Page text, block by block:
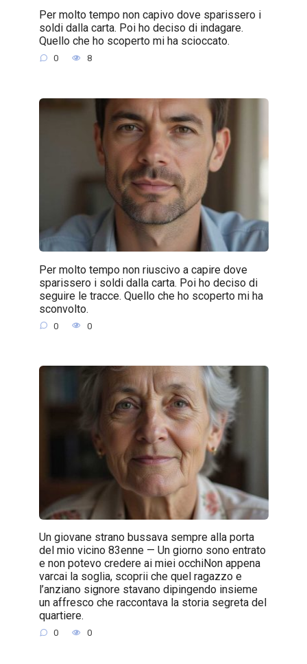
Per molto tempo non capivo dove sparissero i
soldi dalla carta. Poi ho deciso di indagare.
Quello che ho scoperto mi ha scioccato.
0 8
Per molto tempo non riuscivo a capire dove
sparissero i soldi dalla carta. Poi ho deciso di
seguire le tracce. Quello che ho scoperto mi ha
sconvolto.
0 0
Un giovane strano bussava sempre alla porta
del mio vicino 83enne — Un giorno sono entrato
e non potevo credere ai miei occhiNon appena
varcai la soglia, scoprii che quel ragazzo e
l’anziano signore stavano dipingendo insieme
un affresco che raccontava la storia segreta del
quartiere.
0 0